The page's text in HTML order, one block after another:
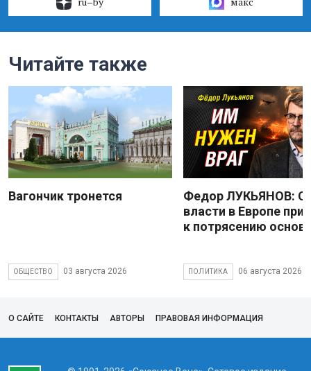
Читайте также
Вагончик тронется
ОБЩЕСТВО 03 августа 2026
Федор ЛУКЬЯНОВ:
власти в Европе
к потрясению основ
ПОЛИТИКА 06 августа 2026
О САЙТЕ КОНТАКТЫ АВТОРЫ ПРАВОВАЯ ИНФОРМАЦИЯ